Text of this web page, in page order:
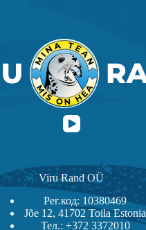
Viru Rand OÜ
Рег.код: 10380469
Jõe 12, 41702 Toila Estonia
Тел.: +372 3372010